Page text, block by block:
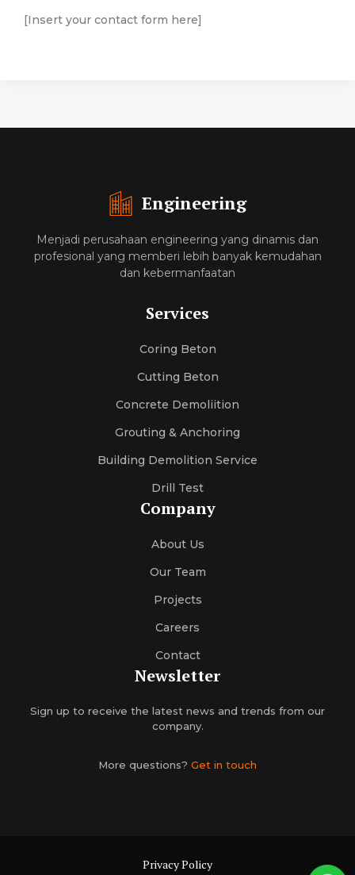
[Insert your contact form here]
Engineering
Menjadi perusahaan engineering yang dinamis dan
profesional yang memberi lebih banyak kemudahan
dan kebermanfaatan
Services
Coring Beton
Cutting Beton
Concrete Demoliition
Grouting & Anchoring
Building Demolition Service
Drill Test
Company
About Us
Our Team
Projects
Careers
Contact
Newsletter
Sign up to receive the latest news and trends from our
company.
More questions? Get in touch
Privacy Policy